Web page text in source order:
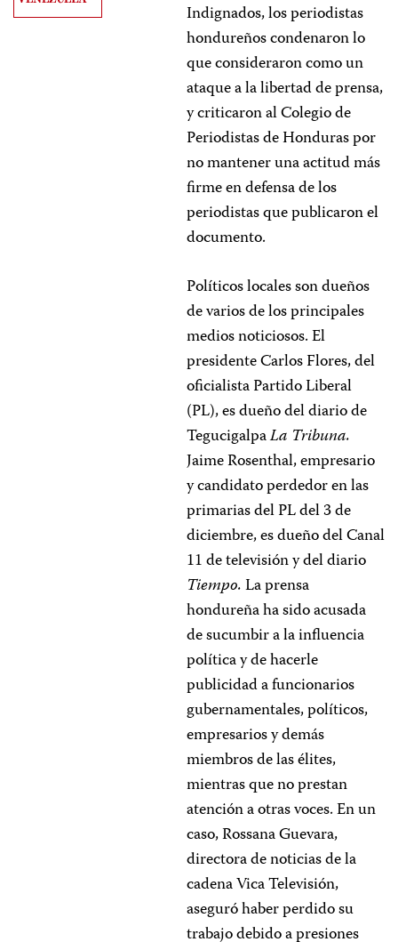
Indignados, los periodistas
hondureños condenaron lo
que consideraron como un
ataque a la libertad de prensa,
y criticaron al Colegio de
Periodistas de Honduras por
no mantener una actitud más
firme en defensa de los
periodistas que publicaron el
documento.
Políticos locales son dueños
de varios de los principales
medios noticiosos. El
presidente Carlos Flores, del
oficialista Partido Liberal
(PL), es dueño del diario de
TegucigalpaLa Tribuna.
Jaime Rosenthal, empresario
y candidato perdedor en las
primarias del PL del 3 de
diciembre, es dueño del Canal
11 de televisión y del diario
Tiempo.La prensa
hondureña ha sido acusada
de sucumbir a la influencia
política y de hacerle
publicidad a funcionarios
gubernamentales, políticos,
empresarios y demás
miembros de las élites,
mientras que no prestan
atención a otras voces. En un
caso, Rossana Guevara,
directora de noticias de la
cadena Vica Televisión,
aseguró haber perdido su
trabajo debido a presiones